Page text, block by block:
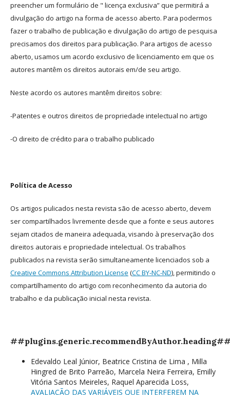
preencher um formulário de " licença exclusiva” que permitirá a
divulgação do artigo na forma de acesso aberto. Para podermos
fazer o trabalho de publicação e divulgação do artigo de pesquisa
precisamos dos direitos para publicação. Para artigos de acesso
aberto, usamos um acordo exclusivo de licenciamento em que os
autores mantêm os direitos autorais em/de seu artigo.
Neste acordo os autores mantêm direitos sobre:
-Patentes e outros direitos de propriedade intelectual no artigo
-O direito de crédito para o trabalho publicado
Política de Acesso
Os artigos pulicados nesta revista são de acesso aberto, devem
ser compartilhados livremente desde que a fonte e seus autores
sejam citados de maneira adequada, visando à preservação dos
direitos autorais e propriedade intelectual. Os trabalhos
publicados na revista serão simultaneamente licenciados sob a
Creative Commons Attribution License (CC BY-NC-ND), permitindo o
compartilhamento do artigo com reconhecimento da autoria do
trabalho e da publicação inicial nesta revista.
Edevaldo Leal Júnior, Beatrice Cristina de Lima , Milla
Hingred de Brito Parreão, Marcela Neira Ferreira, Emilly
Vitória Santos Meireles, Raquel Aparecida Loss,
AVALIAÇÃO DAS VARIÁVEIS QUE INTERFEREM NA